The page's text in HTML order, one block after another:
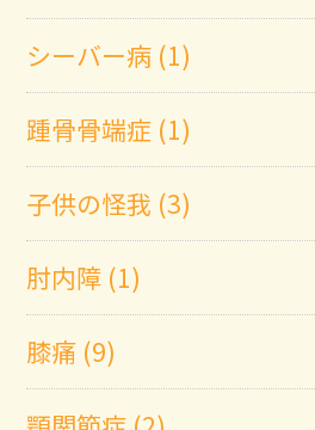
シーバー病 (1)
踵骨骨端症 (1)
子供の怪我 (3)
肘内障 (1)
膝痛 (9)